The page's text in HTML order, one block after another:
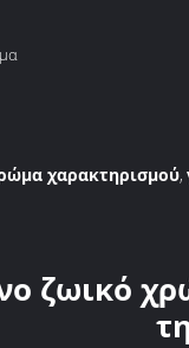
χαρακτηρισμού,
ζωικό